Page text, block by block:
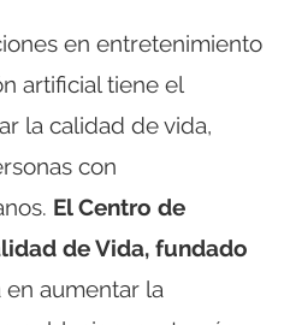
en entretenimiento
artificial tiene el
la calidad de vida,
con
El Centro de
de Vida, fundado
en aumentar la